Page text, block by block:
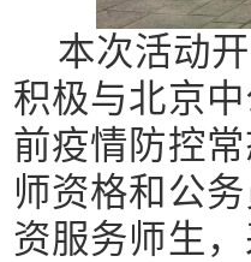
本次活动
积极与北京
前疫情防控
师资格和公
资服务师生